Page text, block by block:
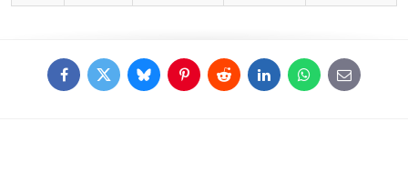
FacebookTwitterBlueskyPinterestReddit LinkedInWhatsApp
E-
mail